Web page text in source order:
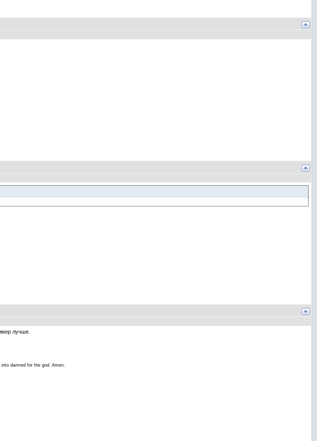
лучше.
damred for the god. Amen.